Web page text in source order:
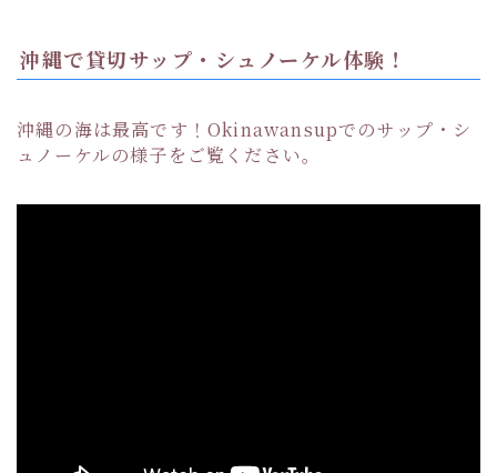
沖縄で貸切サップ・シュノーケル体験！
沖縄の海は最高です！Okinawansupでのサップ・シ
ュノーケルの様子をご覧ください。